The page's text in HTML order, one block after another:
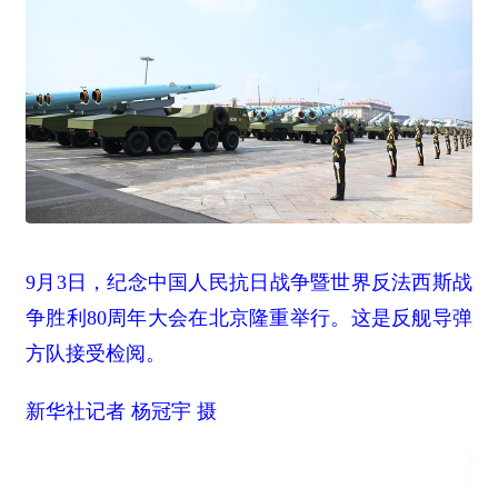
9月3日，纪念中国人民抗日战争暨世界反法西斯战
争胜利80周年大会在北京隆重举行。这是反舰导弹
方队接受检阅。
新华社记者 杨冠宇 摄